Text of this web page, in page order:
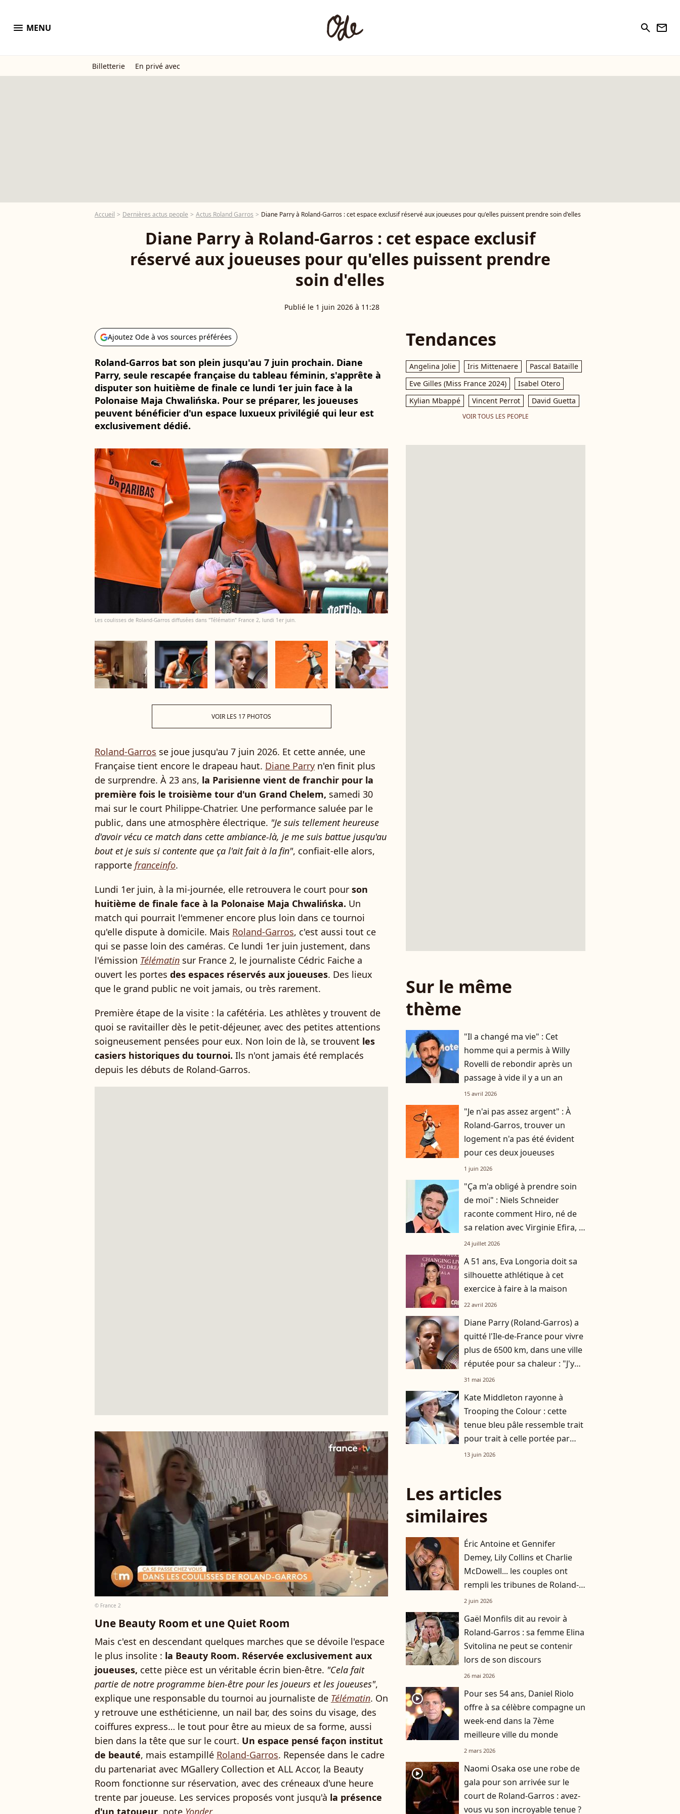
menu MENU search newsletter
Billetterie En privé avec
Accueil Dernières actus people Actus Roland Garros Diane Parry à Roland-Garros : cet espace exclusif réservé aux joueuses pour qu'elles puissent prendre soin d'elles
Diane Parry à Roland-Garros : cet espace exclusif
réservé aux joueuses pour qu'elles puissent prendre
soin d'elles
Publié le 1 juin 2026 à 11:28
Ajoutez Ode à vos sources préférées
Roland-Garros bat son plein jusqu'au 7 juin prochain. Diane
Parry, seule rescapée française du tableau féminin, s'apprête à
disputer son huitième de finale ce lundi 1er juin face à la
Polonaise Maja Chwalińska. Pour se préparer, les joueuses
peuvent bénéficier d'un espace luxueux privilégié qui leur est
exclusivement dédié.
Les coulisses de Roland-Garros diffusées dans "Télématin" France 2, lundi 1er juin.
VOIR LES 17 PHOTOS
Roland-Garros se joue jusqu'au 7 juin 2026. Et cette année, une
Française tient encore le drapeau haut. Diane Parry n'en finit plus
de surprendre. À 23 ans, la Parisienne vient de franchir pour la
première fois le troisième tour d'un Grand Chelem, samedi 30
mai sur le court Philippe-Chatrier. Une performance saluée par le
public, dans une atmosphère électrique. "Je suis tellement heureuse
d'avoir vécu ce match dans cette ambiance-là, je me suis battue jusqu'au
bout et je suis si contente que ça l'ait fait à la fin", confiait-elle alors,
rapporte franceinfo.
Lundi 1er juin, à la mi-journée, elle retrouvera le court pour son
huitième de finale face à la Polonaise Maja Chwalińska. Un
match qui pourrait l'emmener encore plus loin dans ce tournoi
qu'elle dispute à domicile. Mais Roland-Garros, c'est aussi tout ce
qui se passe loin des caméras. Ce lundi 1er juin justement, dans
l'émission Télématin sur France 2, le journaliste Cédric Faiche a
ouvert les portes des espaces réservés aux joueuses. Des lieux
que le grand public ne voit jamais, ou très rarement.
Première étape de la visite : la cafétéria. Les athlètes y trouvent de
quoi se ravitailler dès le petit-déjeuner, avec des petites attentions
soigneusement pensées pour eux. Non loin de là, se trouvent les
casiers historiques du tournoi. Ils n'ont jamais été remplacés
depuis les débuts de Roland-Garros.
© France 2
Une Beauty Room et une Quiet Room
Mais c'est en descendant quelques marches que se dévoile l'espace
le plus insolite : la Beauty Room. Réservée exclusivement aux
joueuses, cette pièce est un véritable écrin bien-être. "Cela fait
partie de notre programme bien-être pour les joueurs et les joueuses",
explique une responsable du tournoi au journaliste de Télématin. On
y retrouve une esthéticienne, un nail bar, des soins du visage, des
coiffures express… le tout pour être au mieux de sa forme, aussi
bien dans la tête que sur le court. Un espace pensé façon institut
de beauté, mais estampillé Roland-Garros. Repensée dans le cadre
du partenariat avec MGallery Collection et ALL Accor, la Beauty
Room fonctionne sur réservation, avec des créneaux d'une heure
trente par joueuse. Les services proposés vont jusqu'à la présence
d'un tatoueur , note Yonder.
Tendances
Angelina Jolie Iris Mittenaere
Pascal Bataille
Eve Gilles (Miss France 2024)
Isabel Otero
Kylian Mbappé
Vincent Perrot David Guetta
VOIR TOUS LES PEOPLE
Sur le même
thème
"Il a changé ma vie" : Cet
homme qui a permis à Willy
Rovelli de rebondir après un
passage à vide il y a un an
15 avril 2026
"Je n'ai pas assez argent" : À
Roland-Garros, trouver un
logement n'a pas été évident
pour ces deux joueuses
1 juin 2026
"Ça m'a obligé à prendre soin
de moi" : Niels Schneider
raconte comment Hiro, né de
sa relation avec Virginie Efira, a
changé sa vie
24 juillet 2026
A 51 ans, Eva Longoria doit sa
silhouette athlétique à cet
exercice à faire à la maison
22 avril 2026
Diane Parry (Roland-Garros) a
quitté l'Ile-de-France pour vivre
plus de 6500 km, dans une ville
réputée pour sa chaleur : "J'y
suis depuis deux ans"
31 mai 2026
Kate Middleton rayonne à
Trooping the Colour : cette
tenue bleu pâle ressemble trait
pour trait à celle portée par
Lady Diana il y a près de 40 ans
13 juin 2026
Les articles
similaires
Éric Antoine et Gennifer
Demey, Lily Collins et Charlie
McDowell... les couples ont
rempli les tribunes de Roland-
Garros
2 juin 2026
Gaël Monfils dit au revoir à
Roland-Garros : sa femme Elina
Svitolina ne peut se contenir
lors de son discours
26 mai 2026
player2
Pour ses 54 ans, Daniel Riolo
offre à sa célèbre compagne un
week-end dans la 7ème
meilleure ville du monde
2 mars 2026
player2
Naomi Osaka ose une robe de
gala pour son arrivée sur le
court de Roland-Garros : avez-
vous vu son incroyable tenue ?